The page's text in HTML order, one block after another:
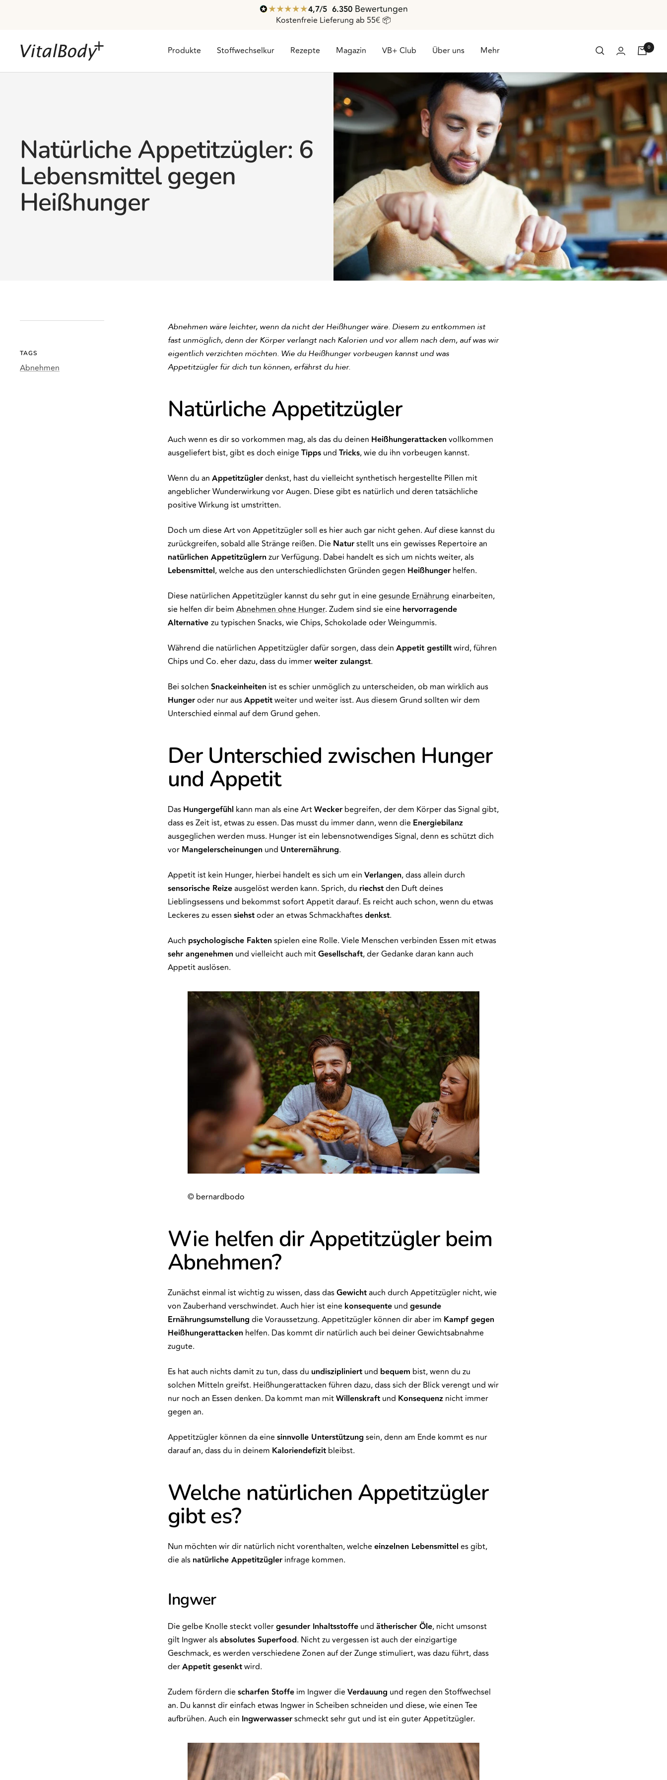
4,7/ 5 6.350 Bewertungen
Kostenfreie Lieferung ab 55€ 📦
Produkte Stoffwechselkur Rezepte Magazin VB+ Club Über uns Mehr
VitalBodyPLUS.de 0
Natürliche Appetitzügler: 6
Lebensmittel gegen
Heißhunger
TAGS
Abnehmen
Abnehmen wäre leichter, wenn da nicht der Heißhunger wäre. Diesem zu entkommen ist
fast unmöglich, denn der Körper verlangt nach Kalorien und vor allem nach dem, auf was wir
eigentlich verzichten möchten. Wie du Heißhunger vorbeugen kannst und was
Appetitzügler für dich tun können, erfährst du hier.
Natürliche Appetitzügler
Auch wenn es dir so vorkommen mag, als das du deinen Heißhungerattacken vollkommen
ausgeliefert bist, gibt es doch einige Tipps und Tricks, wie du ihn vorbeugen kannst.
Wenn du an Appetitzüglerdenkst, hast du vielleicht synthetisch hergestellte Pillen mit
angeblicher Wunderwirkung vor Augen. Diese gibt es natürlich und deren tatsächliche
positive Wirkung ist umstritten.
Doch um diese Art von Appetitzügler soll es hier auch gar nicht gehen. Auf diese kannst du
zurückgreifen, sobald alle Stränge reißen. Die Naturstellt uns ein gewisses Repertoire an
natürlichen Appetitzüglern zur Verfügung. Dabei handelt es sich um nichts weiter, als
Lebensmittel, welche aus den unterschiedlichsten Gründen gegen Heißhunger helfen.
Diese natürlichen Appetitzügler kannst du sehr gut in eine gesunde Ernährung einarbeiten,
sie helfen dir beim Abnehmen ohne Hunger. Zudem sind sie eine hervorragende
Alternative zu typischen Snacks, wie Chips, Schokolade oder Weingummis.
Während die natürlichen Appetitzügler dafür sorgen, dass dein Appetit gestilltwird, führen
Chips und Co. eher dazu, dass du immerweiter zulangst.
Bei solchen Snackeinheiten ist es schier unmöglich zu unterscheiden, ob man wirklich aus
Hungeroder nur ausAppetitweiter und weiter isst. Aus diesem Grund sollten wir dem
Unterschied einmal auf dem Grund gehen.
Der Unterschied zwischen Hunger
und Appetit
Das Hungergefühl kann man als eine ArtWecker begreifen, der dem Körper das Signal gibt,
dass es Zeit ist, etwas zu essen. Das musst du immer dann, wenn die Energiebilanz
ausgeglichen werden muss. Hunger ist ein lebensnotwendiges Signal, denn es schützt dich
vor Mangelerscheinungen und Unterernährung.
Appetit ist kein Hunger, hierbei handelt es sich um ein Verlangen, dass allein durch
sensorische Reizeausgelöst werden kann. Sprich, du riechstden Duft deines
Lieblingsessens und bekommst sofort Appetit darauf. Es reicht auch schon, wenn du etwas
Leckeres zu essen siehstoder an etwas Schmackhaftesdenkst.
Auch psychologische Fakten spielen eine Rolle. Viele Menschen verbinden Essen mit etwas
sehr angenehmen und vielleicht auch mitGesellschaft, der Gedanke daran kann auch
Appetit auslösen.
© bernardbodo
Wie helfen dir Appetitzügler beim
Abnehmen?
Zunächst einmal ist wichtig zu wissen, dass dasGewichtauch durch Appetitzügler nicht, wie
von Zauberhand verschwindet. Auch hier ist eine konsequente und gesunde
Ernährungsumstellung die Voraussetzung. Appetitzügler können dir aber im Kampf gegen
Heißhungerattacken helfen. Das kommt dir natürlich auch bei deiner Gewichtsabnahme
zugute.
Es hat auch nichts damit zu tun, dass du undiszipliniert und bequem bist, wenn du zu
solchen Mitteln greifst. Heißhungerattacken führen dazu, dass sich der Blick verengt und wir
nur noch an Essen denken. Da kommt man mitWillenskraft und Konsequenz nicht immer
gegen an.
Appetitzügler können da eine sinnvolle Unterstützung sein, denn am Ende kommt es nur
darauf an, dass du in deinem Kaloriendefizit bleibst.
Welche natürlichen Appetitzügler
gibt es?
Nun möchten wir dir natürlich nicht vorenthalten, welche einzelnen Lebensmittel es gibt,
die als natürliche Appetitzügler infrage kommen.
Ingwer
Die gelbe Knolle steckt vollergesunder Inhaltsstoffe und ätherischer Öle, nicht umsonst
gilt Ingwer alsabsolutes Superfood. Nicht zu vergessen ist auch der einzigartige
Geschmack, es werden verschiedene Zonen auf der Zunge stimuliert, was dazu führt, dass
derAppetit gesenktwird.
Zudem fördern die scharfen Stoffe im Ingwer die Verdauung und regen den Stoffwechsel
an. Du kannst dir einfach etwas Ingwer in Scheiben schneiden und diese, wie einen Tee
aufbrühen. Auch ein Ingwerwasserschmeckt sehr gut und ist ein guter Appetitzügler.